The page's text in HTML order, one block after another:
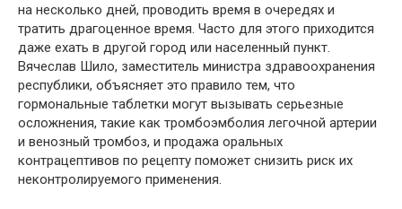
на несколько дней, проводить время в очередях и
тратить драгоценное время. Часто для этого приходится
даже ехать в другой город или населенный пункт.
Вячеслав Шило, заместитель министра здравоохранения
республики, объясняет это правило тем, что
гормональные таблетки могут вызывать серьезные
осложнения, такие как тромбоэмболия легочной артерии
и венозный тромбоз, и продажа оральных
контрацептивов по рецепту поможет снизить риск их
неконтролируемого применения.